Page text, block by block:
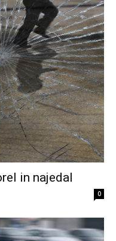
in najedal
0